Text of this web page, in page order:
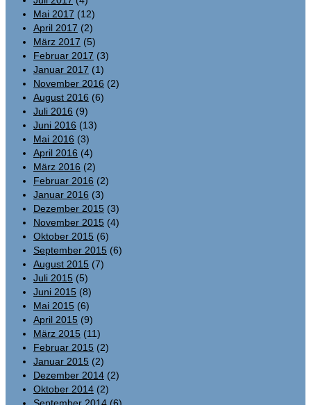
Mai 2017 (12)
April 2017 (2)
März 2017 (5)
Februar 2017 (3)
Januar 2017 (1)
November 2016 (2)
August 2016 (6)
Juli 2016 (9)
Juni 2016 (13)
Mai 2016 (3)
April 2016 (4)
März 2016 (2)
Februar 2016 (2)
Januar 2016 (3)
Dezember 2015 (3)
November 2015 (4)
Oktober 2015 (6)
September 2015 (6)
August 2015 (7)
Juli 2015 (5)
Juni 2015 (8)
Mai 2015 (6)
April 2015 (9)
März 2015 (11)
Februar 2015 (2)
Januar 2015 (2)
Dezember 2014 (2)
Oktober 2014 (2)